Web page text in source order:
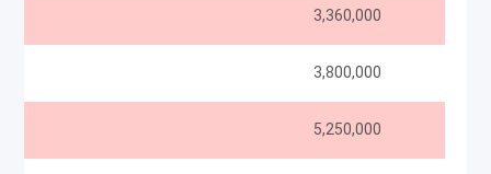
3,360,000
3,800,000
5,250,000